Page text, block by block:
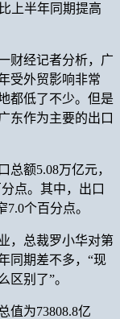
上半年同期提高
经记者分析，广
受外贸影响非常
都低了不少。但是
东作为主要的出口
额5.08万亿元，
点。其中，出口
个百分点。
总裁罗小华对第
同期差不多，“现
区别了”。
为73808.8亿